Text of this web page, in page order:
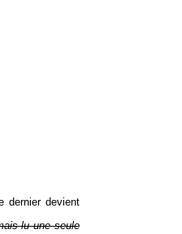
dernier devient
lu une seule